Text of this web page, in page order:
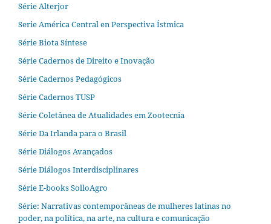
Série Alterjor
Serie América Central en Perspectiva Ístmica
Série Biota Síntese
Série Cadernos de Direito e Inovação
Série Cadernos Pedagógicos
Série Cadernos TUSP
Série Coletânea de Atualidades em Zootecnia
Série Da Irlanda para o Brasil
Série Diálogos Avançados
Série Diálogos Interdisciplinares
Série E-books SolloAgro
Série: Narrativas contemporâneas de mulheres latinas no
poder, na política, na arte, na cultura e comunicação